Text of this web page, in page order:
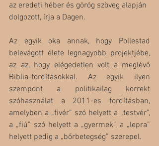
az eredeti héber és görög szöveg alapján
dolgozott, írja a Dagen.
Az egyik oka annak, hogy Pollestad
belevágott élete legnagyobb projektjébe,
az az, hogy elégedetlen volt a meglévő
Biblia-fordításokkal. Az egyik ilyen
szempont a politikailag korrekt
szóhasználat a 2011-es fordításban,
amelyben a „fivér” szó helyett a „testvér”,
a „fiú” szó helyett a „gyermek”, a „lepra”
helyett pedig a „bőrbetegség” szerepel.